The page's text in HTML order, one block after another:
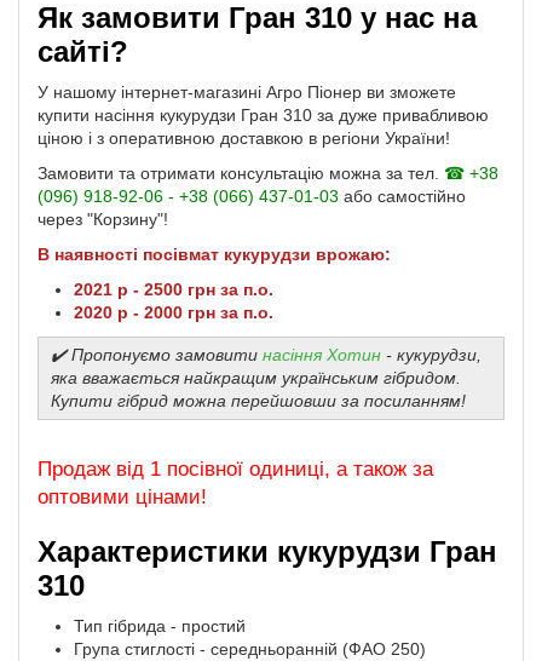
Як замовити Гран 310 у нас на
сайті?
У нашому інтернет-магазині Агро Піонер ви зможете
купити насіння кукурудзи Гран 310 за дуже привабливою
ціною і з оперативною доставкою в регіони України!
Замовити та отримати консультацію можна за тел. ☎ +38
(096) 918-92-06 - +38 (066) 437-01-03 або самостійно
через "Корзину"!
В наявності посівмат кукурудзи врожаю:
2021 р - 2500 грн за п.о.
2020 р - 2000 грн за п.о.
✔️ Пропонуємо замовити насіння Хотин - кукурудзи,
яка вважається найкращим українським гібридом.
Купити гібрид можна перейшовши за посиланням!
Продаж від 1 посівної одиниці, а також за
оптовими цінами!
Характеристики кукурудзи Гран
310
Тип гібрида - простий
Група стиглості - середньоранній (ФАО 250)